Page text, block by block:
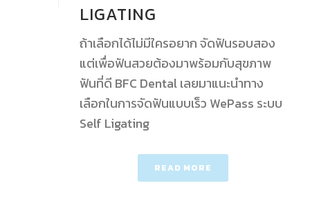
LIGATING
ถ้าเลือกได้ไม่มีใครอยาก จัดฟันรอบสอง
แต่เพื่อฟันสวยต้องมาพร้อมกับสุขภาพ
ฟันที่ดี BFC Dental เลยมาแนะนำทาง
เลือกในการจัดฟันแบบเร็ว WePass ระบบ
Self Ligating
READ MORE